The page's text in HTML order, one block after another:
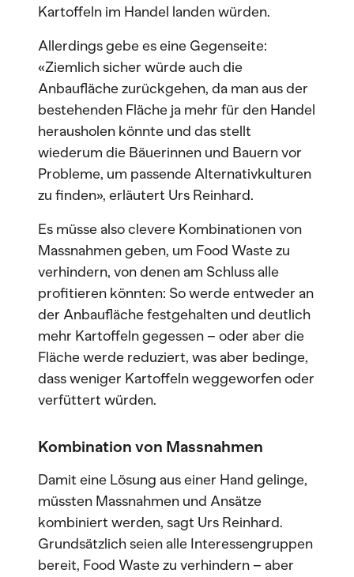
Kartoffeln im Handel landen würden.
Allerdings gebe es eine Gegenseite:
«Ziemlich sicher würde auch die
Anbaufläche zurückgehen, da man aus der
bestehenden Fläche ja mehr für den Handel
herausholen könnte und das stellt
wiederum die Bäuerinnen und Bauern vor
Probleme, um passende Alternativkulturen
zu finden», erläutert Urs Reinhard.
Es müsse also clevere Kombinationen von
Massnahmen geben, um Food Waste zu
verhindern, von denen am Schluss alle
profitieren könnten: So werde entweder an
der Anbaufläche festgehalten und deutlich
mehr Kartoffeln gegessen – oder aber die
Fläche werde reduziert, was aber bedinge,
dass weniger Kartoffeln weggeworfen oder
verfüttert würden.
Kombination von Massnahmen
Damit eine Lösung aus einer Hand gelinge,
müssten Massnahmen und Ansätze
kombiniert werden, sagt Urs Reinhard.
Grundsätzlich seien alle Interessengruppen
bereit, Food Waste zu verhindern – aber